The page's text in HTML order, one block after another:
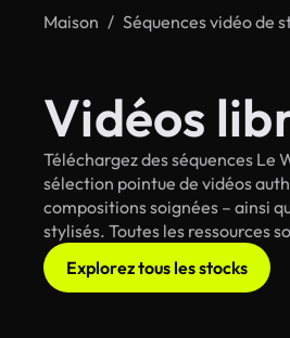
Maison Séquences vidéo de
Vidéos
Téléchargez des séquences
sélection pointue de vidéos
compositions soignées – ainsi
stylisés. Toutes les ressources
Explorez tous les stocks